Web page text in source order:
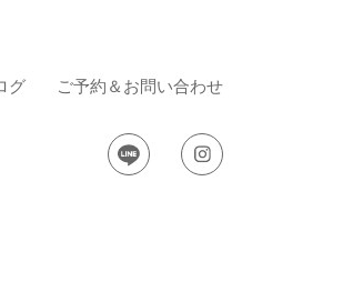
グ ご予約＆お問い合わせ